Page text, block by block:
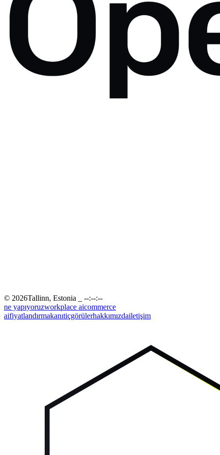
© 2026Tallinn, Estonia _ --:--:--
ne yapıyoruzworkplace aicommerce
aifiyatlandırmakanıtiçgörülerhakkımızdailetişim